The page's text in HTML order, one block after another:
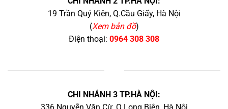
19 Trần Quý Kiên, Q.Cầu Giấy, Hà Nội
(Xem bản đồ)
Điện thoại: 0964 308 308
CHI NHÁNH 3 TP.HÀ NỘI: